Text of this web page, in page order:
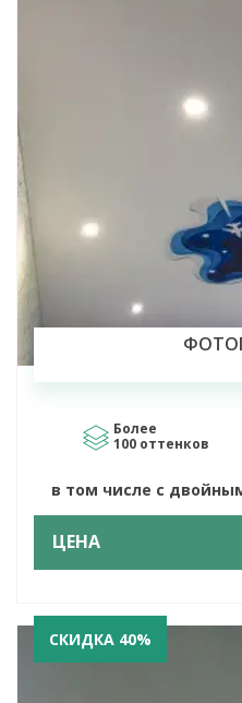
Более
100 оттенков
в том числе с
ЦЕНА
СКИДКА 40%